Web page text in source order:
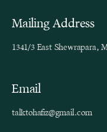
Mailing Address
1341/3 East Shewrapara,
Email
talktohafiz@gmail.com